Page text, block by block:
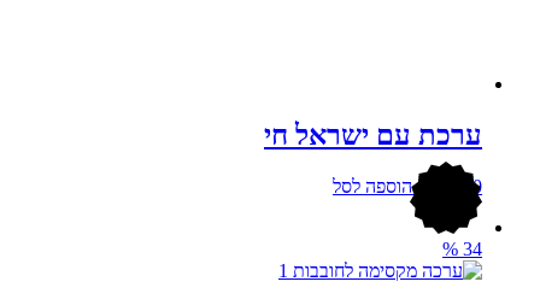
ערכת עם ישראל חי
286.00 הוספה לסל
%